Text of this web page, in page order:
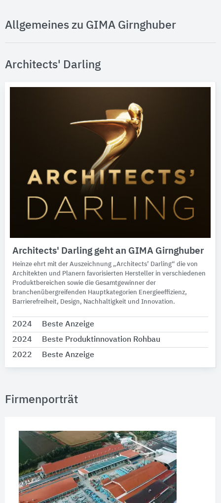
Allgemeines zu GIMA Girnghuber
Architects' Darling
Architects' Darling geht an GIMA Girnghuber
Heinze ehrt mit der Auszeichnung „Architects’ Darling“ die von
Architekten und Planern favorisierten Hersteller in verschiedenen
Produktbereichen sowie die Gesamtgewinner der
branchenübergreifenden Hauptkategorien Energieeffizienz,
Barrierefreiheit, Design, Nachhaltigkeit und Innovation.
2024
Beste Anzeige
2024
Beste Produktinnovation Rohbau
2022
Beste Anzeige
Firmenporträt